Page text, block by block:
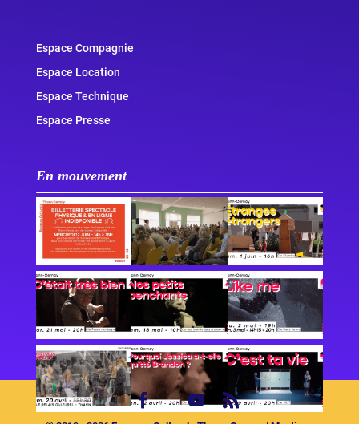
Espace Compagnie
Espace Location
Espace Technique
Espace Presse
En mouvement